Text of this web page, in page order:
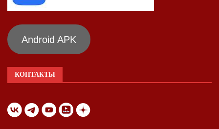
Android APK
КОНТАКТЫ